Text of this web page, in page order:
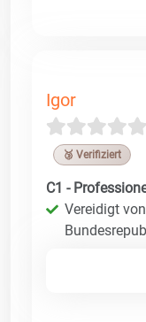
Igor
🥉 Verifiziert
C1 -
Vereidigt